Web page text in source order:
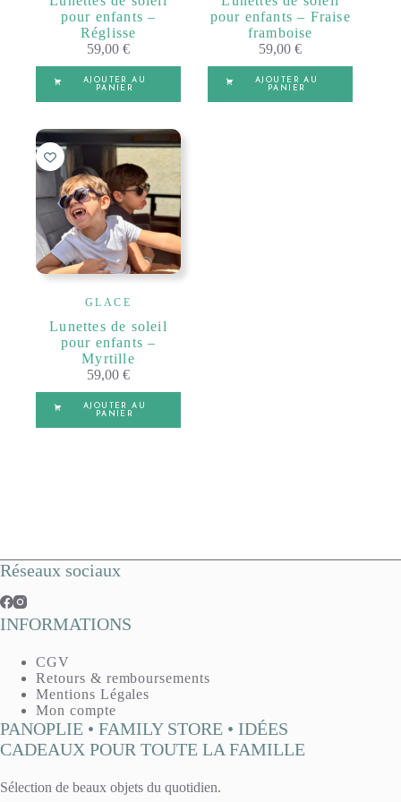
pour enfants –
Réglisse
59,00€
AJOUTER AU
PANIER
pour enfants – Fraise
framboise
59,00€
AJOUTER AU
PANIER
GLACE
Lunettes de soleil
pour enfants –
Myrtille
59,00€
AJOUTER AU
PANIER
Réseaux sociaux
INFORMATIONS
CGV
Retours & remboursements
Mentions Légales
Mon compte
PANOPLIE • FAMILY STORE • IDÉES
CADEAUX POUR TOUTE LA FAMILLE
Sélection de beaux objets du quotidien.